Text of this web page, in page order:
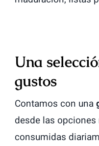
Una
gustos
Contamos con una
desde las
consumidas